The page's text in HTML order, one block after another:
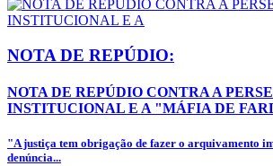
NOTA DE REPÚDIO:
NOTA DE REPÚDIO CONTRA A
INSTITUCIONAL E A "MÁFIA DE
"A justiça tem obrigação de fazer o arquivamento
denúncia...